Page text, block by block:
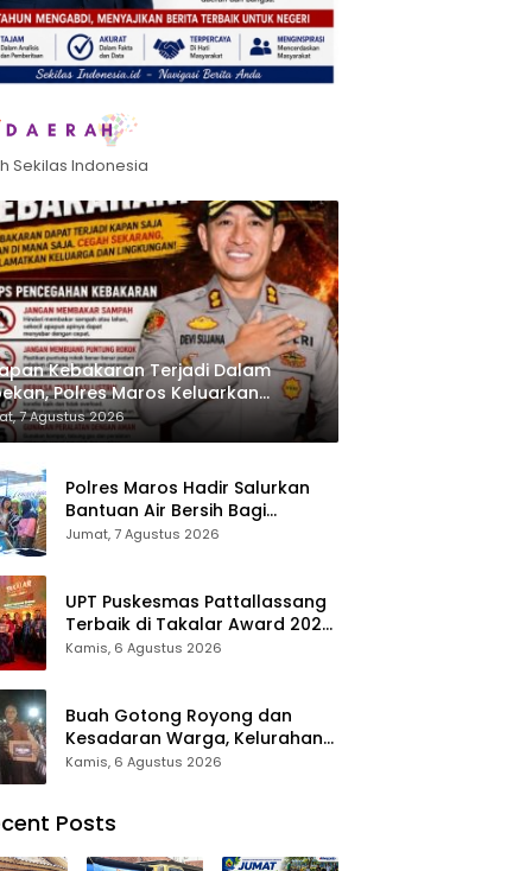
Sekilas Indonesia
Kebakaran Terjadi Dalam
Polres Maros Keluarkan
kepada Masyarakat
7 Agustus 2026
Polres Maros Hadir Salurkan
Bantuan Air Bersih Bagi
Masyarakat Terdampak Krisis
Jumat, 7 Agustus 2026
UPT Puskesmas Pattallassang
Terbaik di Takalar Award 2026,
Bukti Komitmen Hadirkan
Kamis, 6 Agustus 2026
Buah Gotong Royong dan
Kesadaran Warga, Kelurahan
Patte’ne Menjadi Bintang
Kamis, 6 Agustus 2026
Posts